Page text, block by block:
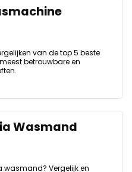
van de top 5 beste
betrouwbare en
Wasmand
wasmand? Vergelijk en